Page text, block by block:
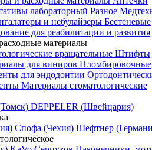
лабораторный Разное
и небулайзеры Бестеневые
для реабилитации и развития
материалы
вращательные Штифты
для виниров Пломбировочные
для эндодонтии
Материалы стоматологические
DEPPELER (Швейцария)
Спофа (Чехия) Шефтнер